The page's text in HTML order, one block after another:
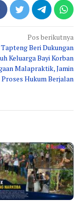
Pos berikutnya
Beri Dukungan
Keluarga Bayi Korban
Malapraktik, Jamin
Proses Hukum Berjalan